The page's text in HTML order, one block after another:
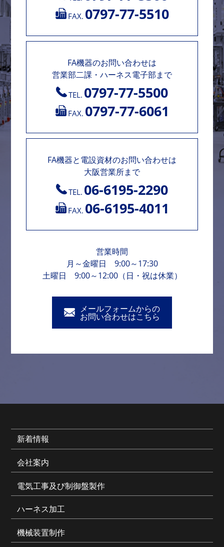
FAX. 0797-77-5510
FA機器のお問い合わせは
営業部二課・ハーネス電子部まで
TEL. 0797-77-5500
FAX. 0797-77-6061
FA機器と電設資材のお問い合わせは
大阪営業所まで
TEL. 06-6195-2290
FAX. 06-6195-4011
営業時間
月～金曜日 9:00～17:30
土曜日 9:00～12:00（日・祝は休業）
メールフォームからの
お問い合わせはこちら
新着情報
会社案内
電気工事及び制御盤製作
ハーネス加工
機械装置制作